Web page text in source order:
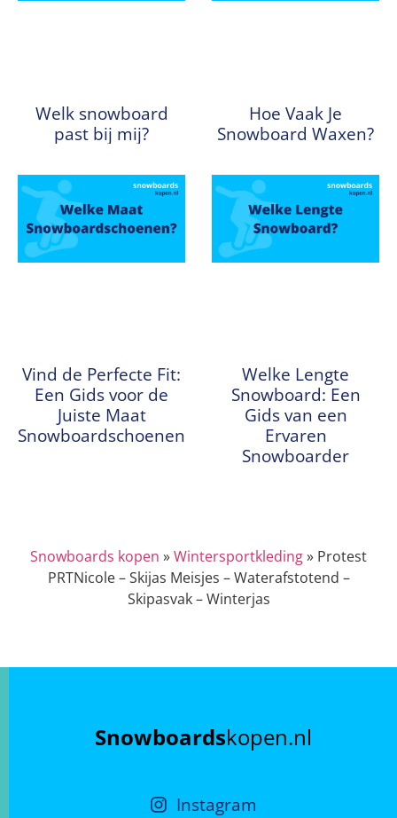
Welk snowboard
past bij mij?
Hoe Vaak Je
Snowboard Waxen?
Vind de Perfecte Fit:
Een Gids voor de
Juiste Maat
Snowboardschoenen
Welke Lengte
Snowboard: Een
Gids van een
Ervaren
Snowboarder
Snowboards kopen »Wintersportkleding» Protest
PRTNicole – Skijas Meisjes – Waterafstotend –
Skipasvak – Winterjas
Snowboardskopen.nl
Instagram